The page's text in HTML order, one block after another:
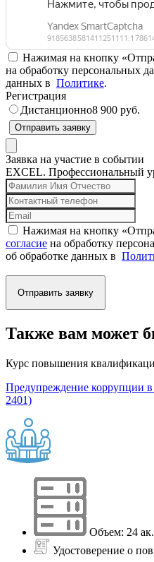
Нажимая на кнопку
на обработку персональных
данных в Политике.
Регистрация
Дистанционно8 900 руб.
Отправить заявку
Заявка на участие в событии
EXCEL. Профессиональный
Нажимая на кнопку
согласие на обработку
об обработке данных в
Отправить заявку
Также вам может
Курс повышения
Предупреждение коррупции
2401)
Объем: 24 ак.
Удостоверение о